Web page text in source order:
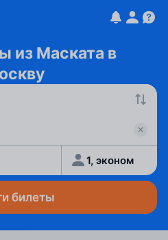
из Маската в
1, эконом
билеты